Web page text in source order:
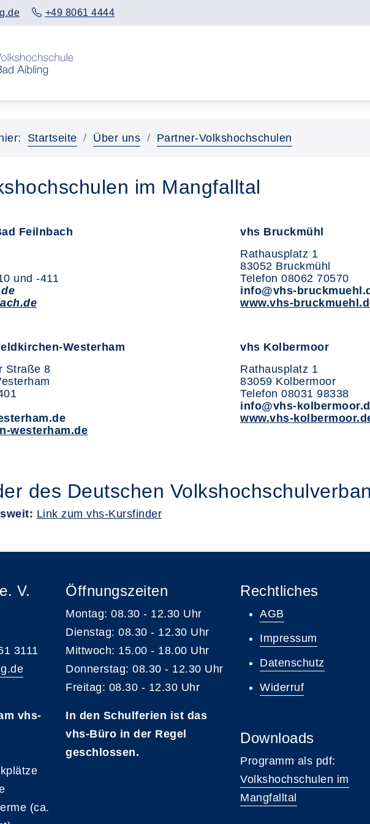
+49 8061 4444
Startseite Über uns Partner-Volkshochschulen
im Mangfalltal
Feilnbach
und -411
vhs Bruckmühl
Rathausplatz 1
83052 Bruckmühl
Telefon 08062 70570
info@vhs-
www.vhs-
Westerham
Straße 8
westerham.de
vhs Kolbermoor
Rathausplatz 1
83059 Kolbermoor
Telefon 08031 98338
info@vhs-
www.vhs-
des Deutschen
Link zum vhs-Kursfinder
V.
3111
vhs-
(ca.
Öffnungszeiten
Montag: 08.30 - 12.30 Uhr
Dienstag: 08.30 - 12.30 Uhr
Mittwoch: 15.00 - 18.00 Uhr
Donnerstag: 08.30 - 12.30 Uhr
Freitag: 08.30 - 12.30 Uhr
In den Schulferien ist das
vhs-Büro in der Regel
geschlossen.
Rechtliches
AGB
Impressum
Datenschutz
Widerruf
Downloads
Programm als pdf:
Volkshochschulen im
Mangfalltal